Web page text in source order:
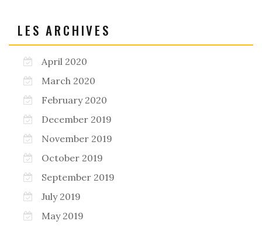
LES ARCHIVES
April 2020
March 2020
February 2020
December 2019
November 2019
October 2019
September 2019
July 2019
May 2019